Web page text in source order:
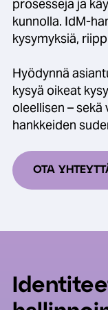
prosesseja ja
kunnolla. IdM-
kysymyksiä,
Hyödynnä
kysyä oikeat
oleellisen –
hankkeiden
OTA